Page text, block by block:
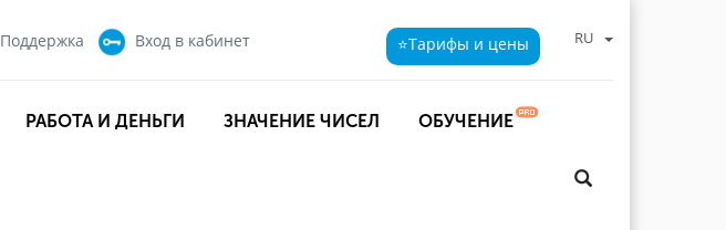
Поддержка Вход в кабинет ⭐Тарифы и цены RU
РАБОТА И ДЕНЬГИ ЗНАЧЕНИЕ ЧИСЕЛ ОБУЧЕНИЕ